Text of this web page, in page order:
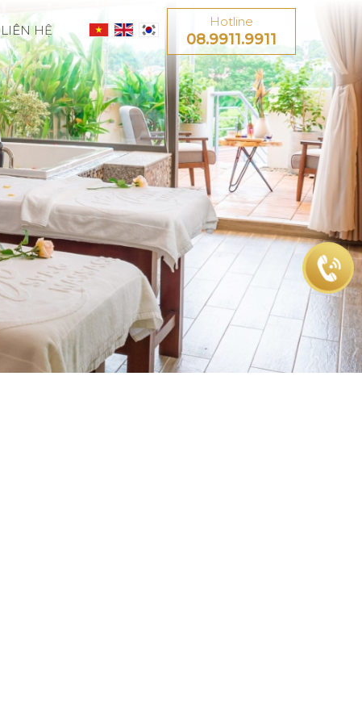
LIÊN HỆ
Hotline
08.9911.9911